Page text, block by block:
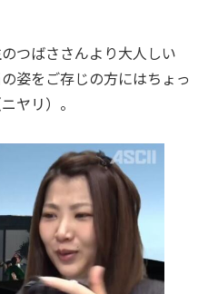
つばささんより大人しい
姿をご存じの方にはちょっ
ヤリ）。